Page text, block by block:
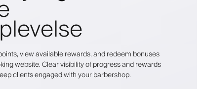
view available rewards, and redeem bonuses
website. Clear visibility of progress and rewards
clients engaged with your barbershop.